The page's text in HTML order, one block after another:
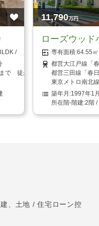
で 徒歩8分
11,790万円
ローズウッド
64.55
都営大江戸線「
都営三田線「春
東京メトロ南北
1997年1
2階 /
、土地 / 住宅ローン控